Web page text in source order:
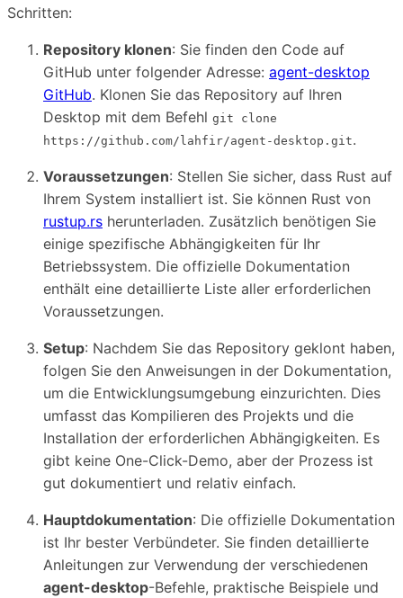
Schritten:
Repository klonen: Sie finden den Code auf
GitHub unter folgender Adresse: agent-desktop
GitHub. Klonen Sie das Repository auf Ihren
Desktop mit dem Befehl git clone
https://github.com/lahfir/agent-desktop.git.
Voraussetzungen: Stellen Sie sicher, dass Rust auf
Ihrem System installiert ist. Sie können Rust von
rustup.rs herunterladen. Zusätzlich benötigen Sie
einige spezifische Abhängigkeiten für Ihr
Betriebssystem. Die offizielle Dokumentation
enthält eine detaillierte Liste aller erforderlichen
Voraussetzungen.
Setup: Nachdem Sie das Repository geklont haben,
folgen Sie den Anweisungen in der Dokumentation,
um die Entwicklungsumgebung einzurichten. Dies
umfasst das Kompilieren des Projekts und die
Installation der erforderlichen Abhängigkeiten. Es
gibt keine One-Click-Demo, aber der Prozess ist
gut dokumentiert und relativ einfach.
Hauptdokumentation: Die offizielle Dokumentation
ist Ihr bester Verbündeter. Sie finden detaillierte
Anleitungen zur Verwendung der verschiedenen
agent-desktop-Befehle, praktische Beispiele und